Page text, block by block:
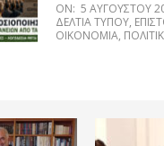
ON: 5 ΑΥΓΟΎΣΤΟΥ
ΔΕΛΤΊΑ ΤΎΠΟΥ,
ΟΙΚΟΝΟΜΊΑ,